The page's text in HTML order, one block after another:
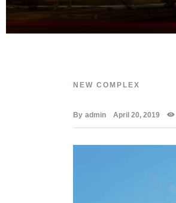
NEW COMPLEX
By admin April 20, 2019